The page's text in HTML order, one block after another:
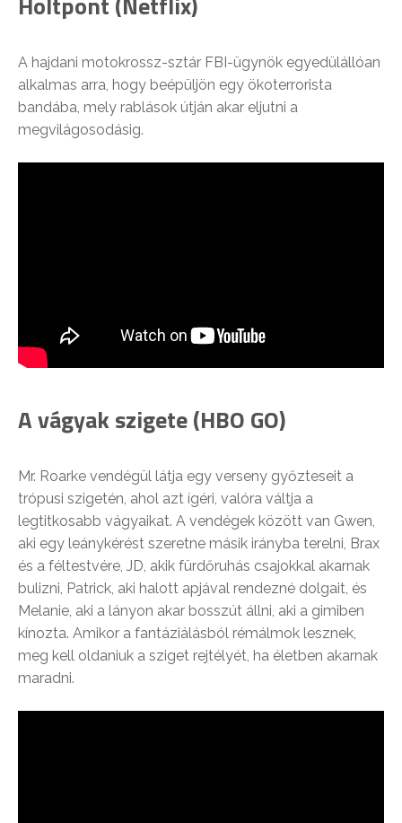
A hajdani motokrossz-sztár FBI-ügynök egyedülállóan
alkalmas arra, hogy beépüljön egy ökoterrorista
bandába, mely rablások útján akar eljutni a
megvilágosodásig.
A vágyak szigete (HBO GO)
Mr. Roarke vendégül látja egy verseny győzteseit a
trópusi szigetén, ahol azt ígéri, valóra váltja a
legtitkosabb vágyaikat. A vendégek között van Gwen,
aki egy leánykérést szeretne másik irányba terelni, Brax
és a féltestvére, JD, akik fürdőruhás csajokkal akarnak
bulizni, Patrick, aki halott apjával rendezné dolgait, és
Melanie, aki a lányon akar bosszút állni, aki a gimiben
kínozta. Amikor a fantáziálásból rémálmok lesznek,
meg kell oldaniuk a sziget rejtélyét, ha életben akarnak
maradni.